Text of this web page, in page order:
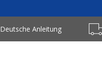
Deutsche Anleitung